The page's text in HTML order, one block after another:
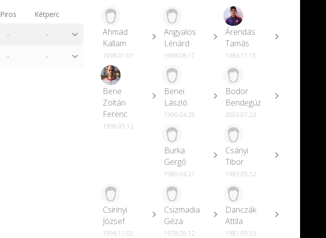
Piros
Kétperc
- -
- -
Ahmad
Kallam
1998.01.01
Angyalos
Lénárd
1998.08.17
Árendás
Tamás
1986.11.15
Bene
Zoltán
Ferenc
1998.05.12
Benei
László
1990.04.29
Bodor
Bendegúz
2003.07.23
Burka
Gergő
1989.04.21
Csányi
Tibor
1983.05.12
Csirinyi
József
1996.11.02
Csizmadia
Géza
1978.09.12
Danczák
Attila
1981.09.03